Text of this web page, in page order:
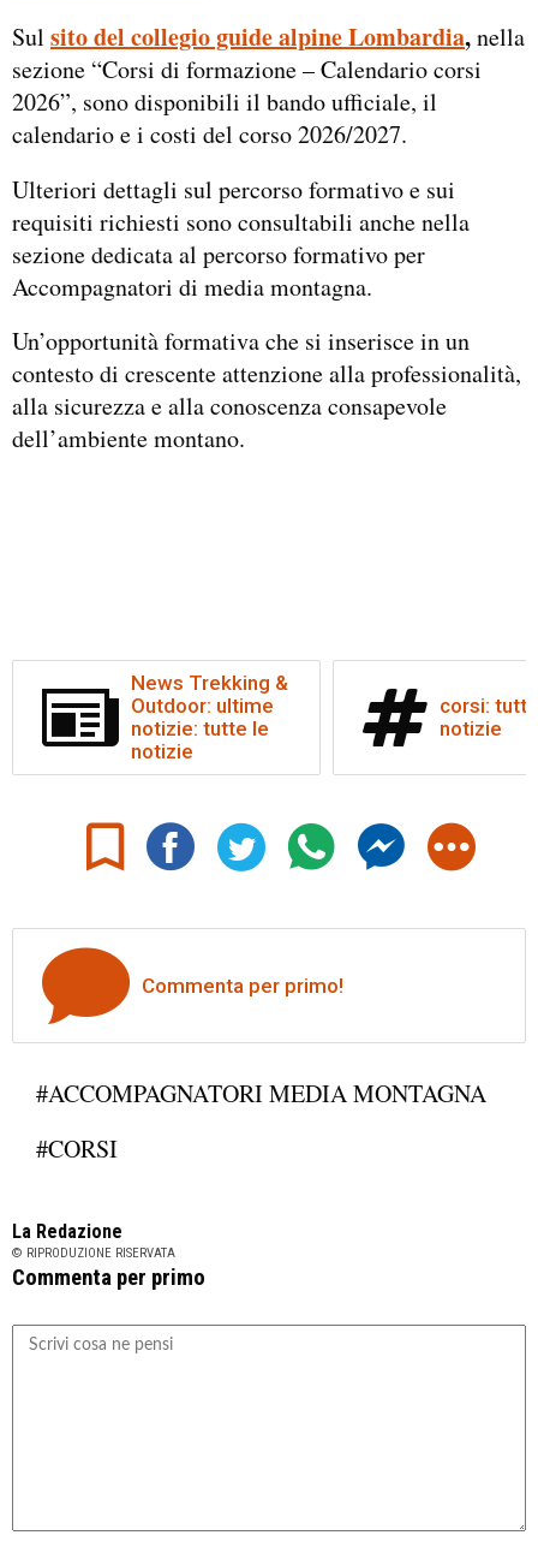
Sul sito del collegio guide alpine Lombardia,nella
sezione “Corsi di formazione – Calendario corsi
2026”, sono disponibili il bando ufficiale, il
calendario e i costi del corso 2026/2027.
Ulteriori dettagli sul percorso formativo e sui
requisiti richiesti sono consultabili anche nella
sezione dedicata al percorso formativo per
Accompagnatori di media montagna.
Un’opportunità formativa che si inserisce in un
contesto di crescente attenzione alla professionalità,
alla sicurezza e alla conoscenza consapevole
dell’ambiente montano.
News Trekking &
Outdoor: ultime
notizie: tutte le
notizie
corsi:
notizie
Commenta per primo!
#ACCOMPAGNATORI MEDIA MONTAGNA
#CORSI
La Redazione
© RIPRODUZIONE RISERVATA
Commenta per primo